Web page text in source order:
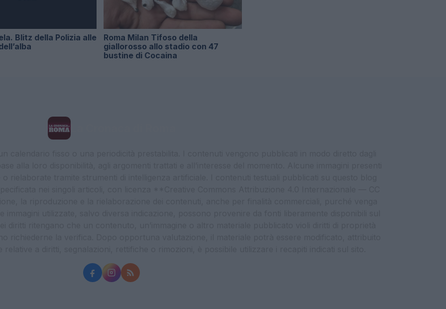
Blitz della Polizia alle
Roma Milan Tifoso della
giallorosso allo stadio con 47
bustine di Cocaina